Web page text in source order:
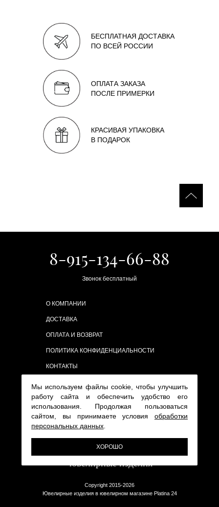
БЕСПЛАТНАЯ ДОСТАВКА
ПО ВСЕЙ РОССИИ
ОПЛАТА ЗАКАЗА
ПОСЛЕ ПРИМЕРКИ
КРАСИВАЯ УПАКОВКА
В ПОДАРОК
8-915-134-66-88
Звонок бесплатный
О КОМПАНИИ
ДОСТАВКА
ОПЛАТА И ВОЗВРАТ
ПОЛИТИКА КОНФИДЕНЦИАЛЬНОСТИ
КОНТАКТЫ
Copyright 2015-2026
Ювелирные изделия в ювелирном магазине Platina 24
Мы используем файлы cookie, чтобы улучшить
работу сайта и обеспечить удобство его
использования. Продолжая пользоваться
сайтом, вы принимаете условия обработки
персональных данных
ХОРОШО